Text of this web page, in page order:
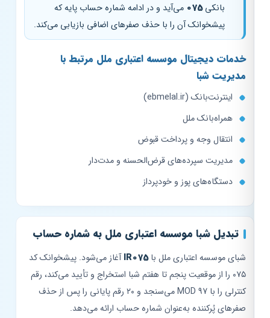
بانکی075می‌آید و در ادامه شماره حساب پایه که
پیشخوانک آن را با حذف صفرهای اضافی بازیابی می‌کند.
خدمات دیجیتال موسسه اعتباری ملل مرتبط با
مدیریت شبا
اینترنت‌بانک (ebmelal.ir)
همراه‌بانک ملل
انتقال وجه و پرداخت قبوض
مدیریت سپرده‌های قرض‌الحسنه و مدت‌دار
دستگاه‌های پوز و خودپرداز
تبدیل شبا موسسه اعتباری ملل به شماره حساب
شبای موسسه اعتباری ملل باIR075آغاز می‌شود. پیشخوانک کد
۰۷۵ را از موقعیت پنجم تا هفتم شبا استخراج و تأیید می‌کند، رقم
کنترلی را با MOD 97 می‌سنجد و ۲۰ رقم پایانی را پس از حذف
صفرهای پُرکننده به‌عنوان شماره حساب ارائه می‌دهد.